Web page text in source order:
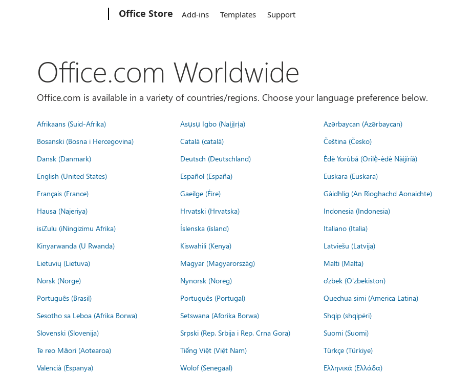
Office Store Add-ins Templates Support
Office.com Worldwide
Office.com is available in a variety of countries/regions. Choose your language preference below.
Afrikaans (Suid-Afrika) Asụsụ Igbo (Naịjịrịa) Azərbaycan (Azərbaycan)
Bosanski (Bosna i Hercegovina)
Català (català) Čeština (Česko)
Dansk (Danmark)
Deutsch (Deutschland) Èdè Yorùbá (Orilẹ̀-èdè Nàìjíríà)
English (United States)
Español (España) Euskara (Euskara)
Français (France)
Gaeilge (Éire) Gàidhlig (An Rìoghachd Aonaichte)
Hausa (Najeriya)
Hrvatski (Hrvatska) Indonesia (Indonesia)
isiZulu (iNingizimu Afrika)
Íslenska (ísland) Italiano (Italia)
Kinyarwanda (U Rwanda)
Kiswahili (Kenya) Latviešu (Latvija)
Lietuvių (Lietuva)
Magyar (Magyarország) Malti (Malta)
Norsk (Norge)
Nynorsk (Noreg) o'zbek (O'zbekiston)
Português (Brasil)
Português (Portugal) Quechua simi (America Latina)
Sesotho sa Leboa (Afrika Borwa)
Setswana (Aforika Borwa) Shqip (shqipëri)
Slovenski (Slovenija)
Srpski (Rep. Srbija i Rep. Crna Gora) Suomi (Suomi)
Te reo Māori (Aotearoa)
Tiếng Việt (Việt Nam) Türkçe (Türkiye)
Valencià (Espanya)
Wolof (Senegaal) Ελληνικά (Ελλάδα)